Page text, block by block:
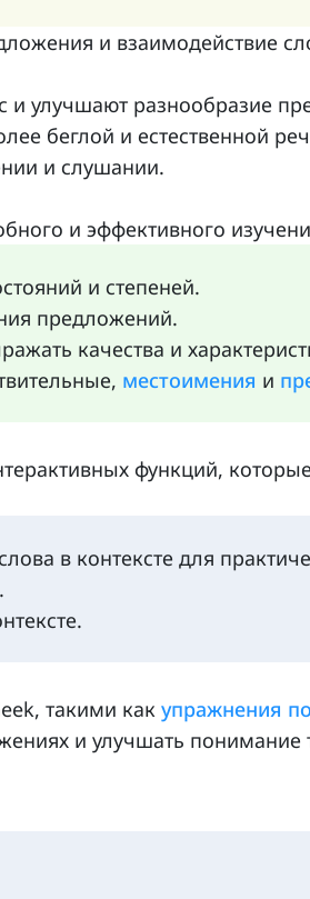
и взаимодействие
и улучшают разнообразие
беглой и естественной
и слушании.
и эффективного
и степеней.
предложений.
качества и
местоимения и
функций,
в контексте для
такими как упражнения
и улучшать понимание